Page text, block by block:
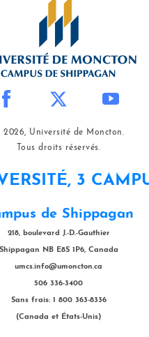
2026, Université de Moncton.
Tous droits réservés.
3
de Shippagan
218, boulevard J.-D.-Gauthier
Shippagan NB E8S 1P6, Canada
umcs.info@umoncton.ca
506 336-3400
Sans frais: 1 800 363-8336
(Canada et États-Unis)